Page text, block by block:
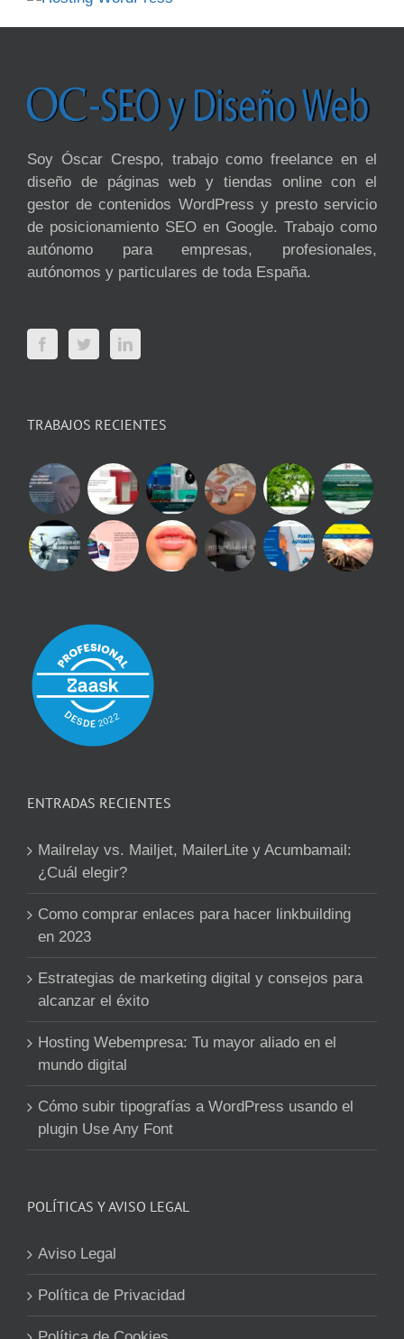
Soy Óscar Crespo, trabajo como freelance en el
diseño de páginas web y tiendas online con el
gestor de contenidos WordPress y presto servicio
de posicionamiento SEO en Google. Trabajo como
autónomo para empresas, profesionales,
autónomos y particulares de toda España.
TRABAJOS RECIENTES
ENTRADAS RECIENTES
Mailrelay vs. Mailjet, MailerLite y Acumbamail:
¿Cuál elegir?
Como comprar enlaces para hacer linkbuilding
en 2023
Estrategias de marketing digital y consejos para
alcanzar el éxito
Hosting Webempresa: Tu mayor aliado en el
mundo digital
Cómo subir tipografías a WordPress usando el
plugin Use Any Font
POLÍTICAS Y AVISO LEGAL
Aviso Legal
Política de Privacidad